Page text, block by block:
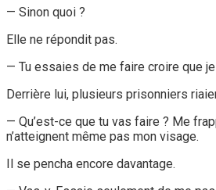
— Sinon quoi ?
Elle ne répondit pas.
— Tu essaies de me faire croire que
Derrière lui, plusieurs prisonniers
— Qu’est-ce que tu vas faire ? Me
n’atteignent même pas mon visage.
Il se pencha encore davantage.